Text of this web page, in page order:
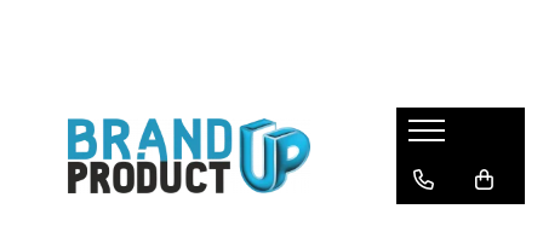
Agende, calendare si plannere
Birotica si Papetarie